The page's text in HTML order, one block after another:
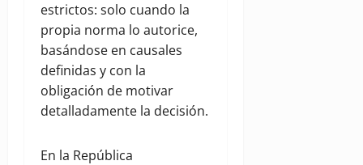
estrictos: solo cuando la
propia norma lo autorice,
basándose en causales
definidas y con la
obligación de motivar
detalladamente la decisión.
En la República